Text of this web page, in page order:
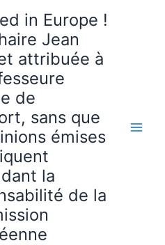
in Europe !
Jean
attribuée à
de
sans que
émises
la
de la